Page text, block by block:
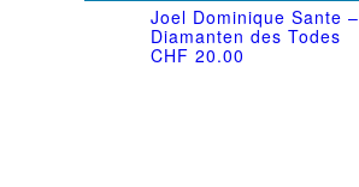
Joel Dominique Sante –
Diamanten des Todes
CHF 20.00